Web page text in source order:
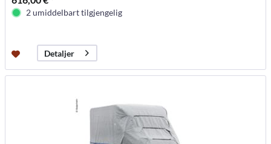
2 umiddelbart tilgjengelig
Detaljer